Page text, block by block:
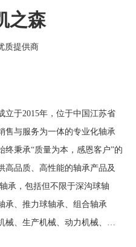
之森
质提供商
立于2015年，位于中国江苏省
售与服务为一体的专业化轴承
秉承“质量为本，感恩客户”的
高品质、高性能的轴承产品及
承、推力球轴承、组合轴承
、生产机械、动力机械、交